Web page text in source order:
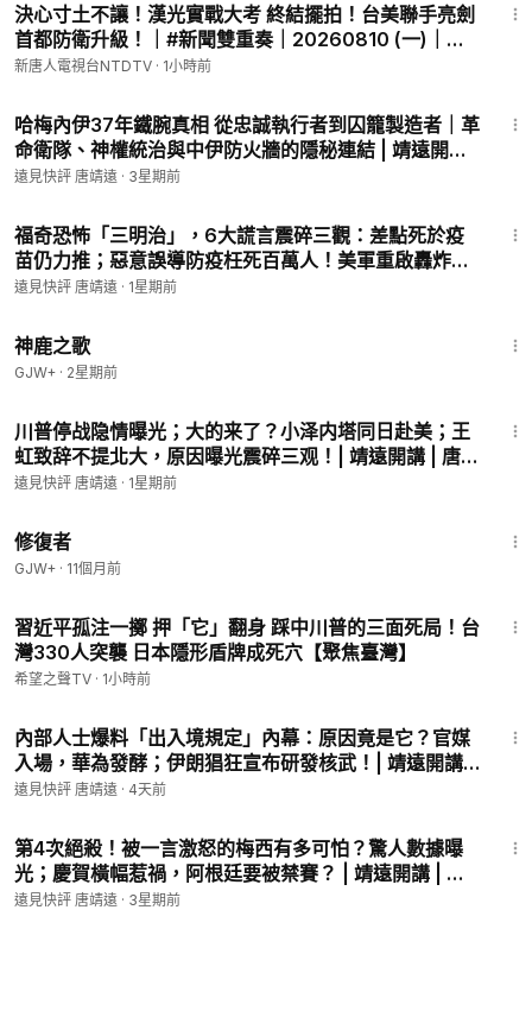
📩 聯絡郵箱： yjkp513jd@gmail.com
🌐大陆免费翻墙連結：https://s3.us-west-1.amazonaws.com/ph
o/x.html?members/tangjingyuan/
決心寸土不讓！漢光實戰大考 終結擺拍！台美聯手亮劍
首都防衛升級！｜#新聞雙重奏｜20260810 (一)｜新
聞大視野
新唐人電視台NTDTV · 1小時前
哈梅內伊37年鐵腕真相 從忠誠執行者到囚籠製造者｜革
命衛隊、神權統治與中伊防火牆的隱秘連結 | 靖遠開講 |
唐靖遠 | 2026.07.19 #伊朗 #哈梅內伊
遠見快評 唐靖遠 · 3星期前
福奇恐怖「三明治」，6大謊言震碎三觀：差點死於疫
苗仍力推；惡意誤導防疫枉死百萬人！美軍重啟轟炸，
美伊戰爭俄烏化？| 靖遠開講 | 唐靖遠 | 2026.07.29 #
遠見快評 唐靖遠 · 1星期前
神鹿之歌
GJW+ · 2星期前
川普停战隐情曝光；大的来了？小泽内塔同日赴美；王
虹致辞不提北大，原因曝光震碎三观！| 靖遠開講 | 唐靖
遠 | 2026.07.27 #美伊關係 #菲爾茲獎 #王虹
遠見快評 唐靖遠 · 1星期前
修復者
GJW+ · 11個月前
習近平孤注一擲 押「它」翻身 踩中川普的三面死局！台
灣330人突襲 日本隱形盾牌成死穴【聚焦臺灣】
希望之聲TV · 1小時前
內部人士爆料「出入境規定」內幕：原因竟是它？官媒
入場，華為發酵；伊朗猖狂宣布研發核武！| 靖遠開講 |
唐靖遠 | 2026.08.05 #中共出境限制 #閉關鎖國 #竹知
遠見快評 唐靖遠 · 4天前
第4次絕殺！被一言激怒的梅西有多可怕？驚人數據曝
光；慶賀橫幅惹禍，阿根廷要被禁賽？ | 靖遠開講 | 唐
靖遠 | 2026.07.16 #世界盃 #阿根廷 #梅西
遠見快評 唐靖遠 · 3星期前